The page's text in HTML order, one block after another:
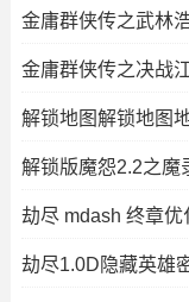
金庸群侠传之武林
解锁地图解锁地图
劫尽1.0D隐藏英雄